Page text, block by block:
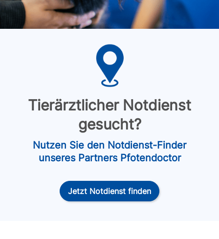
Tierärztlicher Notdienst
gesucht?
Nutzen Sie den Notdienst-Finder
unseres Partners Pfotendoctor
Jetzt Notdienst finden